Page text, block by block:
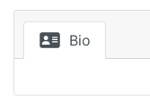
Bio